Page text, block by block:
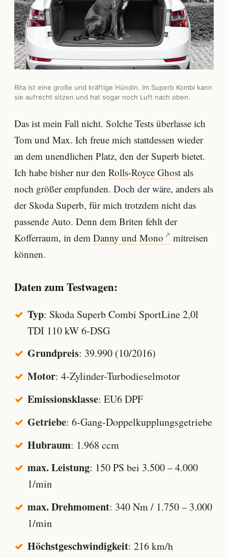
Rita ist eine große und kräftige Hündin. Im Superb Kombi kann
sie aufrecht sitzen und hat sogar noch Luft nach oben.
Das ist mein Fall nicht. Solche Tests überlasse ich
Tom und Max. Ich freue mich stattdessen wieder
an dem unendlichen Platz, den der Superb bietet.
Ich habe bisher nur den Rolls-Royce Ghost als
noch größer empfunden. Doch der wäre, anders als
der Skoda Superb, für mich trotzdem nicht das
passende Auto. Denn dem Briten fehlt der
Kofferraum, in dem Danny und Mono
mitreisen
können.
Daten zum Testwagen:
Typ: Skoda Superb Combi SportLine 2,0l
TDI 110 kW 6-DSG
Grundpreis: 39.990 (10/2016)
Motor: 4-Zylinder-Turbodieselmotor
Emissionsklasse: EU6 DPF
Getriebe: 6-Gang-Doppelkupplungsgetriebe
Hubraum: 1.968 ccm
max. Leistung: 150 PS bei 3.500 – 4.000
1/min
max. Drehmoment: 340 Nm / 1.750 – 3.000
1/min
Höchstgeschwindigkeit: 216 km/h